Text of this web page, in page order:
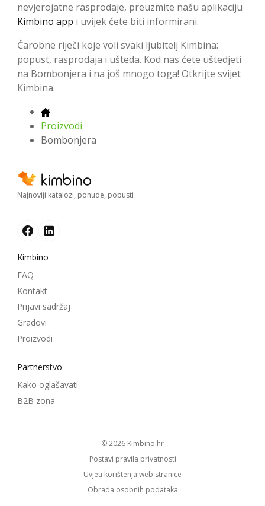
nevjerojatne rasprodaje, preuzmite našu aplikaciju
Kimbino app i uvijek ćete biti informirani.
Čarobne riječi koje voli svaki ljubitelj Kimbina:
popust, rasprodaja i ušteda. Kod nas ćete uštedjeti
na Bombonjera i na još mnogo toga! Otkrijte svijet
Kimbina.
Proizvodi
Bombonjera
Najnoviji katalozi, ponude, popusti
Kimbino
FAQ
Kontakt
Prijavi sadržaj
Gradovi
Proizvodi
Partnerstvo
Kako oglašavati
B2B zona
© 2026
kimbino.hr
Postavi pravila privatnosti
Uvjeti korištenja web stranice
Obrada osobnih podataka